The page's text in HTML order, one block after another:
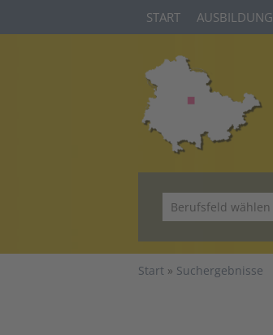
START AUSBILDUNG
Start Suchergebnisse